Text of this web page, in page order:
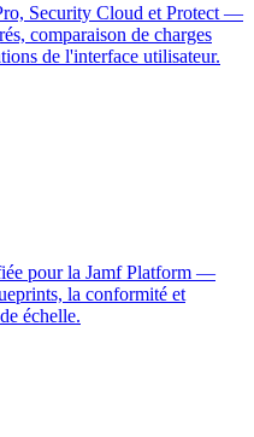
Security Cloud et Protect —
comparaison de charges
de l'interface utilisateur.
pour la Jamf Platform —
la conformité et
échelle.